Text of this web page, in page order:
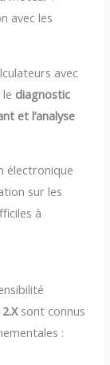
avec les
avec
diagnostic
et l’analyse
électronique
sur les
à
sont connus
: